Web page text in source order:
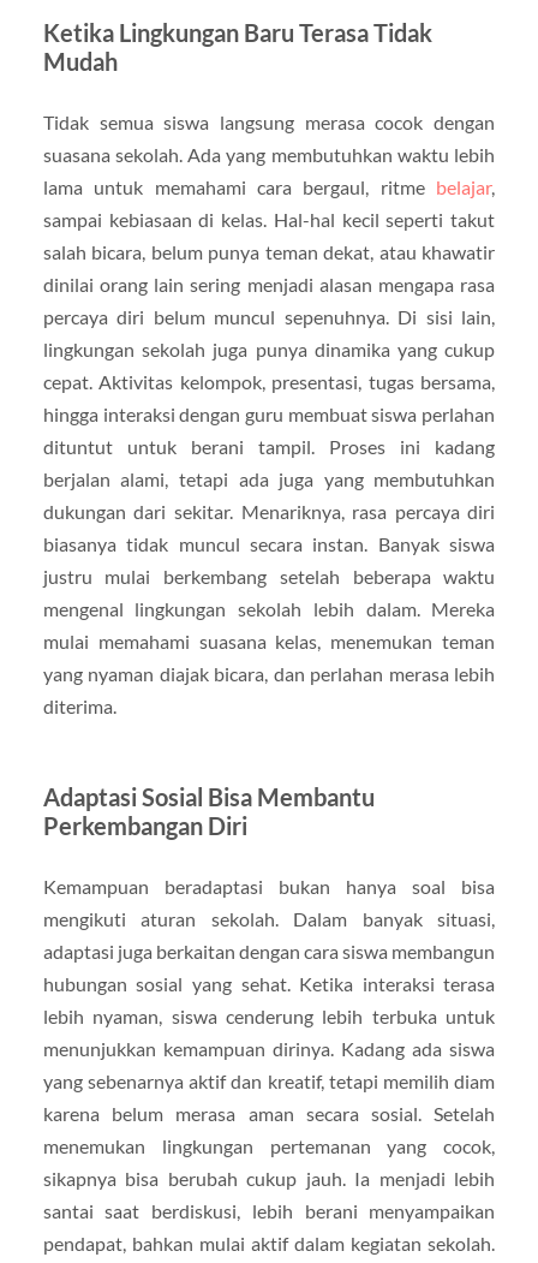
Ketika Lingkungan Baru Terasa Tidak
Mudah
Tidak semua siswa langsung merasa cocok dengan
suasana sekolah. Ada yang membutuhkan waktu lebih
lama untuk memahami cara bergaul, ritme belajar,
sampai kebiasaan di kelas. Hal-hal kecil seperti takut
salah bicara, belum punya teman dekat, atau khawatir
dinilai orang lain sering menjadi alasan mengapa rasa
percaya diri belum muncul sepenuhnya. Di sisi lain,
lingkungan sekolah juga punya dinamika yang cukup
cepat. Aktivitas kelompok, presentasi, tugas bersama,
hingga interaksi dengan guru membuat siswa perlahan
dituntut untuk berani tampil. Proses ini kadang
berjalan alami, tetapi ada juga yang membutuhkan
dukungan dari sekitar. Menariknya, rasa percaya diri
biasanya tidak muncul secara instan. Banyak siswa
justru mulai berkembang setelah beberapa waktu
mengenal lingkungan sekolah lebih dalam. Mereka
mulai memahami suasana kelas, menemukan teman
yang nyaman diajak bicara, dan perlahan merasa lebih
diterima.
Adaptasi Sosial Bisa Membantu
Perkembangan Diri
Kemampuan beradaptasi bukan hanya soal bisa
mengikuti aturan sekolah. Dalam banyak situasi,
adaptasi juga berkaitan dengan cara siswa membangun
hubungan sosial yang sehat. Ketika interaksi terasa
lebih nyaman, siswa cenderung lebih terbuka untuk
menunjukkan kemampuan dirinya. Kadang ada siswa
yang sebenarnya aktif dan kreatif, tetapi memilih diam
karena belum merasa aman secara sosial. Setelah
menemukan lingkungan pertemanan yang cocok,
sikapnya bisa berubah cukup jauh. Ia menjadi lebih
santai saat berdiskusi, lebih berani menyampaikan
pendapat, bahkan mulai aktif dalam kegiatan sekolah.